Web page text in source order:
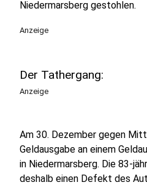
Niedermarsberg gestohlen.
Anzeige
Der Tathergang:
Anzeige
Am 30. Dezember gegen
Geldausgabe an einem
in Niedermarsberg. Die 83-
deshalb einen Defekt des